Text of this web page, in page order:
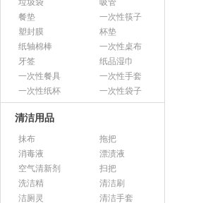
垃圾袋
吸管
餐垫
一次性筷子
塑封膜
杯垫
纸轴棉棒
一次性桌布
牙签
纸品湿巾
一次性餐具
一次性手套
一次性纸杯
一次性袋子
清洁用品
抹布
拖把
消毒液
漂渍液
空气清新剂
扫把
洗洁精
清洁刷
洁厕灵
清洁手套